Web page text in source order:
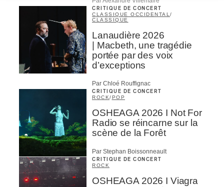
CRITIQUE DE CONCERT
CLASSIQUE OCCIDENTAL /
CLASSIQUE
Lanaudière 2026
| Macbeth, une tragédie
portée par des voix
d’exceptions
Par Chloé Rouffignac
CRITIQUE DE CONCERT
ROCK/ POP
OSHEAGA 2026 I Not For
Radio se réincarne sur la
scène de la Forêt
Par Stephan Boissonneault
CRITIQUE DE CONCERT
ROCK
OSHEAGA 2026 I Viagra